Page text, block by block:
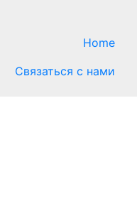
Home
Связаться с нами